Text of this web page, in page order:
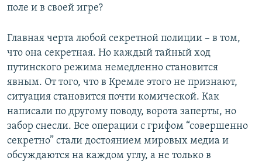
поле и в своей игре?
Главная черта любой секретной полиции – в том,
что она секретная. Но каждый тайный ход
путинского режима немедленно становится
явным. От того, что в Кремле этого не признают,
ситуация становится почти комической. Как
написали по другому поводу, ворота заперты, но
забор снесли. Все операции с грифом “совершенно
секретно” стали достоянием мировых медиа и
обсуждаются на каждом углу, а не только в